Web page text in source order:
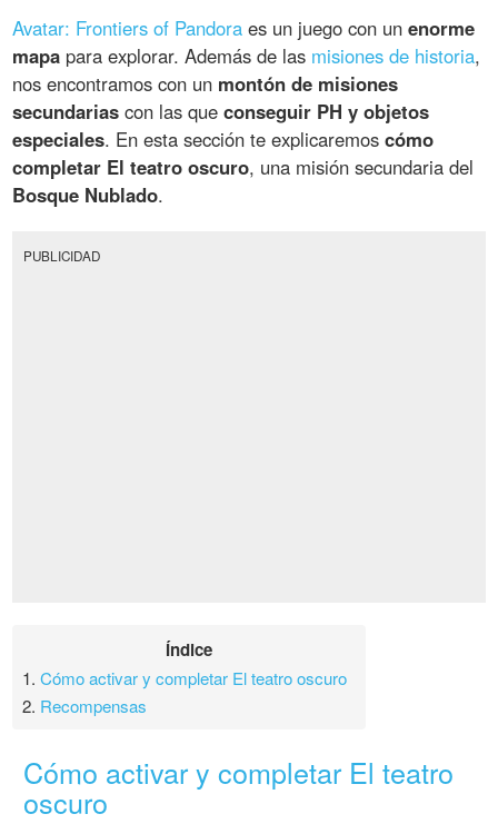
Avatar: Frontiers of Pandora es un juego con unenorme
mapa para explorar. Además de las misiones de historia,
nos encontramos con un montón de misiones
secundarias con las queconseguir PH y objetos
especiales. En esta sección te explicaremoscómo
completar El teatro oscuro, una misión secundaria del
Bosque Nublado.
PUBLICIDAD
Índice
1.Cómo activar y completar El teatro oscuro
2. Recompensas
Cómo activar y completar El teatro
oscuro